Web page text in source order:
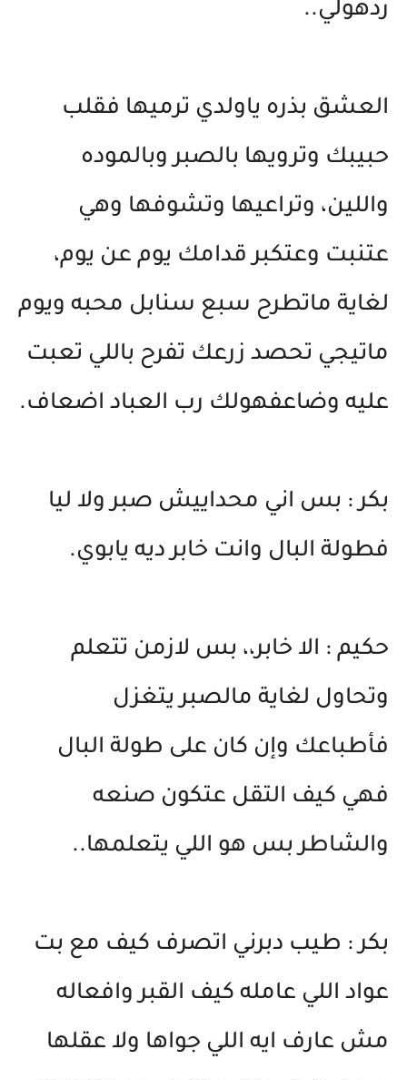
ردهولي..
العشق بذره ياولدي ترميها فقلب
حبيبك وترويها بالصبر وبالموده
واللين، وتراعيها وتشوفها وهي
عتنبت وعتكبر قدامك يوم عن يوم،
لغاية ماتطرح سبع سنابل محبه ويوم
ماتيجي تحصد زرعك تفرح باللي تعبت
عليه وضاعفهولك رب العباد اضعاف.
بكر : بس اني محداييش صبر ولا ليا
فطولة البال وانت خابر ديه يابوي.
حكيم : الا خابر،، بس لازمن تتعلم
وتحاول لغاية مالصبر يتغزل
فأطباعك وإن كان على طولة البال
فهي كيف التقل عتكون صنعه
والشاطر بس هو اللي يتعلمها..
بكر : طيب دبرني اتصرف كيف مع بت
عواد اللي عامله كيف القبر وافعاله
مش عارف ايه اللي جواها ولا عقلها